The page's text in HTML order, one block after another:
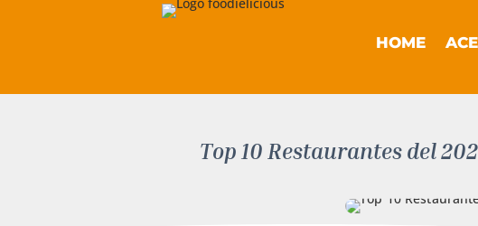
HOME
Top 10 Restaurantes del